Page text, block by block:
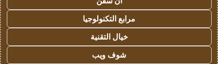
مرابع التكنولوجيا
خيال التقنية
شوف ويب